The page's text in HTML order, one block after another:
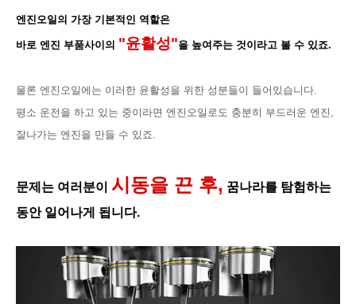
엔진오일의 가장 기본적인 역할은
바로 엔진 부품사이의 "윤활성"을 높여주는 것이라고 볼 수 있죠.
물론 엔진오일에는 이러한 윤활성을 위한 성분들이 들어있습니다.
평소 운전을 하고 있는 중이라면 엔진오일로도 충분히 부드러운 엔진,
잘나가는 엔진을 만들 수 있죠.
문제는 여러분이 시동을 끈 후, 꿈나라를 탐험하는
동안 일어나게 됩니다.